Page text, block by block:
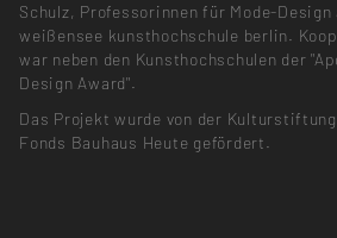
Schulz, Professorinnen für Mode-Design
weißensee kunsthochschule berlin.
war neben den Kunsthochschulen der
Design Award".
Das Projekt wurde von der
Fonds Bauhaus Heute gefördert.